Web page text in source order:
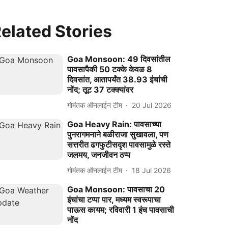
Stories
Goa Monsoon: 49 दिवसांतील
पावसापैकी 50 टक्‍के केवळ 8
दिवसांत, आतापर्यंत 38.93 इंचांची
नोंद; तूट 37 टक्‍क्‍यांवर
गोमंतक ऑनलाईन टीम 20 Jul 2026
Goa Heavy Rain: पावसाच्या
पुनरागमनाने बळीराजा सुखावला, पण
सत्तरीत ढगफुटीसदृश पावसामुळे रस्ते
जलमय, जनजीवन ठप्प
गोमंतक ऑनलाईन टीम 18 Jul 2026
Goa Monsoon: पावसाचा 20
इंचांचा टप्पा पार, मध्यम स्वरूपाचा
पाऊस कायम; रविवारी 1 इंच पावसाची
नोंद